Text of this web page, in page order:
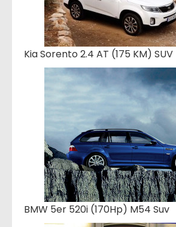
Kia Sorento 2.4 AT (175 KM) SUV
BMW 5er 520i (170Hp) M54 Suv